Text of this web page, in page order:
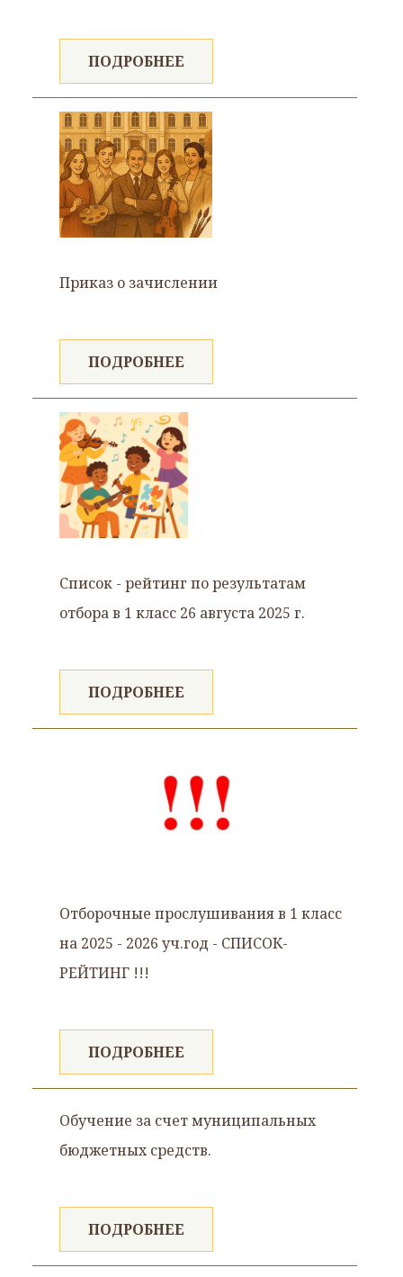
ПОДРОБНЕЕ
Приказ о зачислении
ПОДРОБНЕЕ
Список - рейтинг по результатам
отбора в 1 класс 26 августа 2025 г.
ПОДРОБНЕЕ
Отборочные прослушивания в 1 класс
на 2025 - 2026 уч.год - СПИСОК-
РЕЙТИНГ !!!
ПОДРОБНЕЕ
Обучение за счет муниципальных
бюджетных средств.
ПОДРОБНЕЕ